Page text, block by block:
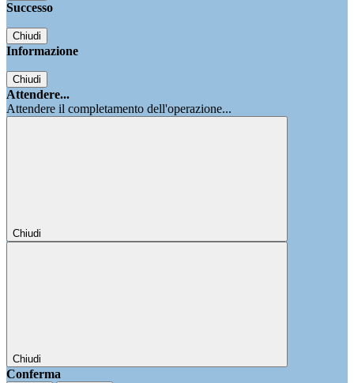
Successo
Chiudi
Informazione
Chiudi
Attendere...
Attendere il completamento dell'operazione...
Chiudi
Chiudi
Conferma